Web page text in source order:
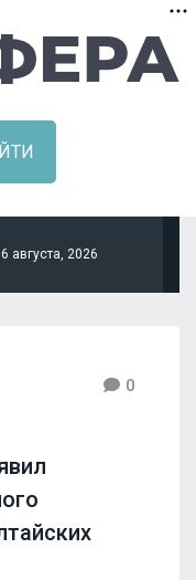
6 августа, 2026
0